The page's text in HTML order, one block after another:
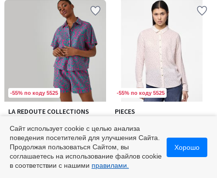
-55% по коду 5525
LA REDOUTE COLLECTIONS
цветочным принтом
6199 руб
4,7
4,7
5
-55% по коду 5525
PIECES
6099 руб
Сайт использует cookie с целью анализа
поведения посетителей для улучшения Сайта.
Продолжая пользоваться Сайтом, вы
соглашаетесь на использование файлов cookie
в соответствии с нашими правилами.
Хорошо